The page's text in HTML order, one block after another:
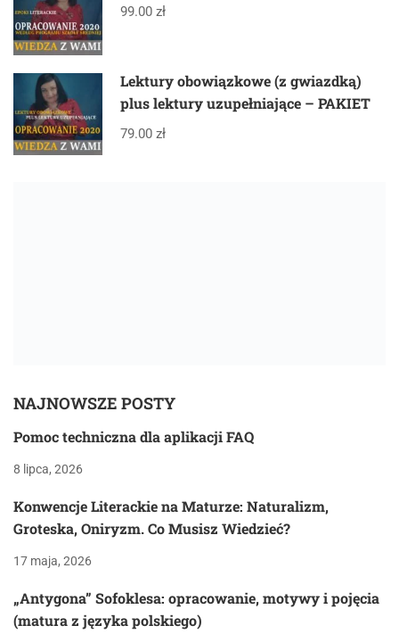
99.00 zł
Lektury obowiązkowe (z gwiazdką)
plus lektury uzupełniające – PAKIET
79.00 zł
NAJNOWSZE POSTY
Pomoc techniczna dla aplikacji FAQ
8 lipca, 2026
Konwencje Literackie na Maturze: Naturalizm,
Groteska, Oniryzm. Co Musisz Wiedzieć?
17 maja, 2026
„Antygona” Sofoklesa: opracowanie, motywy i pojęcia
(matura z języka polskiego)